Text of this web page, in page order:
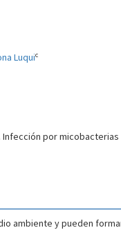
Luquic
Infección por
ambiente y pueden